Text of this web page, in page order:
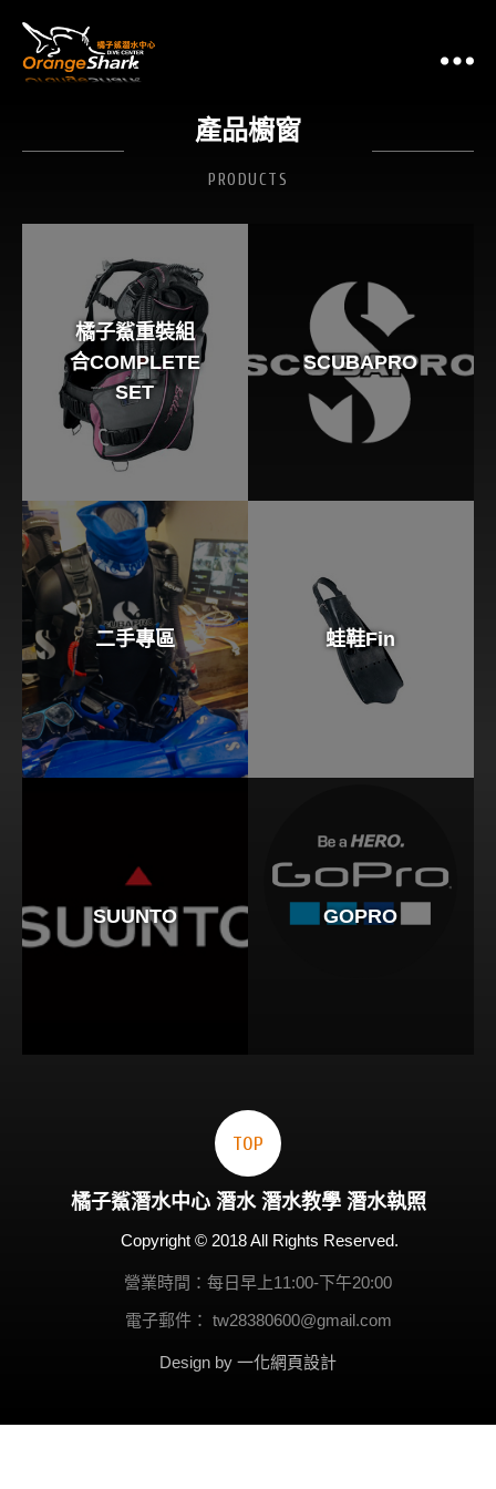
產品櫥窗
PRODUCTS
橘子鯊重裝組
合COMPLETE
SET
SCUBAPRO
二手專區 蛙鞋Fin
SUUNTO GOPRO
橘子鯊潛水中心 潛水 潛水教學 潛水執照
Copyright © 2018 All Rights Reserved.
營業時間：每日早上11:00-下午20:00
電子郵件： tw28380600@gmail.com
Design by 一化網頁設計
TOP